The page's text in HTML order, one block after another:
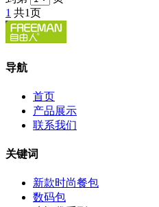
1 共1页
导航
首页
产品展示
联系我们
关键词
新款时尚餐包
数码包